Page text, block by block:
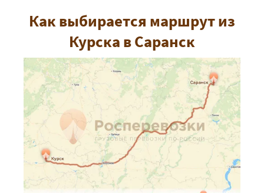
Как выбирается маршрут из
Курска в Саранск